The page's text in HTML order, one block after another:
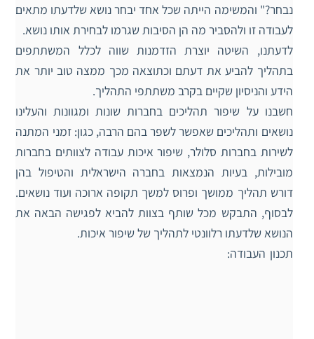
נבחר?" והמשימה הייתה שכל אחד יבחר נושא שלדעתו מתאים
לעבודה זו ולהסביר מה הן הסיבות שגרמו לבחירת אותו נושא.
לדעתנו, השיטה יוצרת הזדמנות שווה לכלל המשתתפים
בתהליך להביע את דעתם וכתוצאה מכך ממצה טוב יותר את
הידע והניסיון שקיים בקרב משתתפי התהליך.
חשבנו על שיפור תהליכים בחברות שונות ומגוונות והעלינו
נושאים ותהליכים שאפשר לשפר בהם הרבה, כגון: זמני המתנה
לשירות בחברות סלולר, שיפור איכות עבודה לצוותים בחברות
מובילות, בעיות הנמצאות בחברה הישראלית והטיפול בהן
דורש תהליך ממושך ופרוס למשך תקופה ארוכה ועוד נושאים.
לבסוף, התבקש מכל שותף בצוות להביא לפגישה הבאה את
הנושא שלדעתו רלוונטי לתהליך של שיפור איכות.
תכנון העבודה: